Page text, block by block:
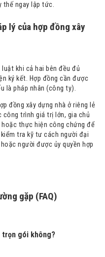
thế ngay lập tức.
lý của hợp đồng xây
khi cả hai bên đều đủ
ký kết. Hợp đồng cần được
là pháp nhân (công ty).
đồng xây dựng nhà ở riêng lẻ
công trình giá trị lớn, gia chủ
hoặc thực hiện công chứng để
tra kỹ tư cách người đại
người được ủy quyền hợp
gặp (FAQ)
trọn gói không?